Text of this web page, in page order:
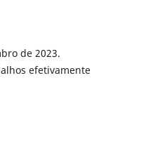
de 2023.
efetivamente